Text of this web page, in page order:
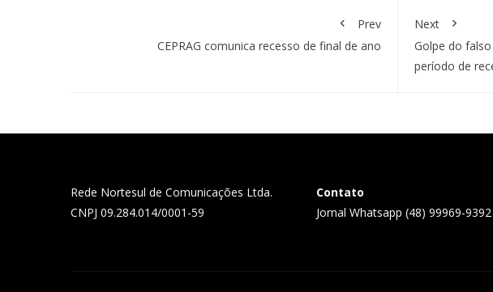
Prev
CEPRAG comunica recesso de final de ano
Next
Golpe do
período de
Rede Nortesul de Comunicações Ltda.
CNPJ 09.284.014/0001-59
Contato
Jornal Whatsapp (48) 99969-9392